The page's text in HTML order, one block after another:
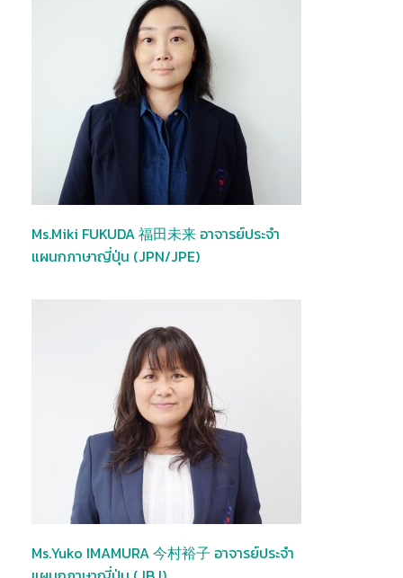
Ms.Miki FUKUDA 福田未来 อาจารย์ประจำ
แผนกภาษาญี่ปุ่น (JPN/JPE)
Ms.Yuko IMAMURA 今村裕子 อาจารย์ประจำ